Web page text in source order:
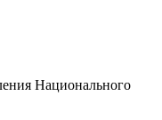
Национального